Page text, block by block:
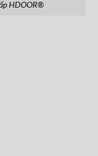
HDOOR®